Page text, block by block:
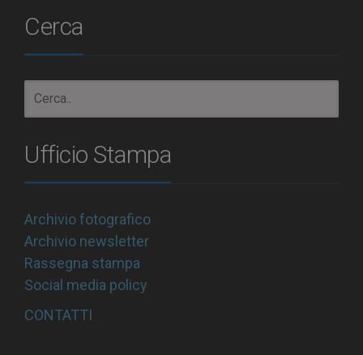
Cerca
Ufficio Stampa
Archivio fotografico
Archivio newsletter
Rassegna stampa
Social media policy
CONTATTI